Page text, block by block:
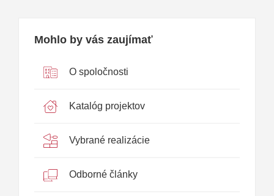
Mohlo by vás zaujímať
O spoločnosti
Katalóg projektov
Vybrané realizácie
Odborné články